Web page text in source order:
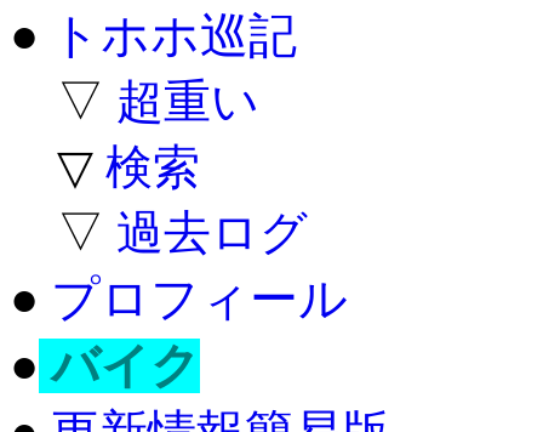
● トホホ巡記
▽ 超重い
▽ 検索
▽ 過去ログ
● プロフィール
● バイク